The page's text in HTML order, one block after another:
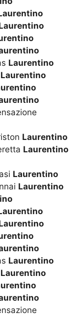
Laurentino
Laurentino
Laurentino
Laurentino
Laurentino
Laurentino
Laurentino
Laurentino